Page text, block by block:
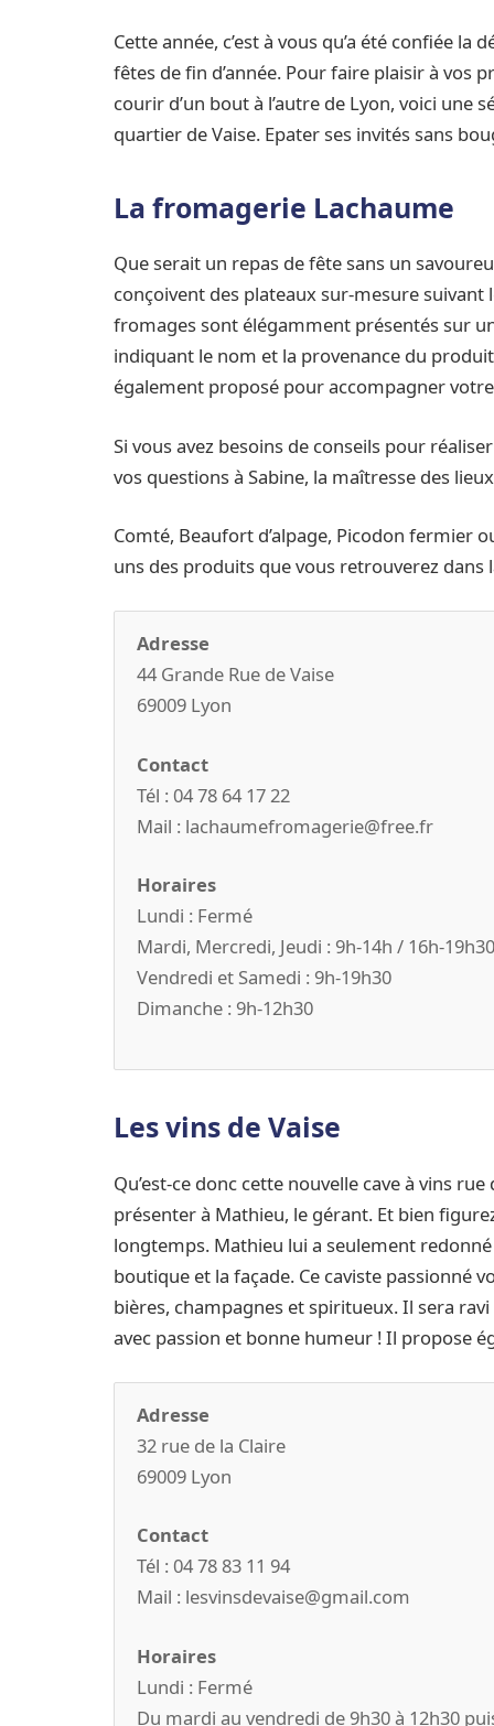
Cette année, c’est à vous qu’a été confiée
fêtes de fin d’année. Pour faire plaisir à vos
courir d’un bout à l’autre de Lyon, voici
quartier de Vaise. Epater ses invités sans
La fromagerie Lachaume
Que serait un repas de fête sans un
conçoivent des plateaux sur-mesure suivant
fromages sont élégamment présentés sur
indiquant le nom et la provenance du
également proposé pour accompagner
Si vous avez besoins de conseils pour
vos questions à Sabine, la maîtresse des
Comté, Beaufort d’alpage, Picodon fermier
uns des produits que vous retrouverez dans
Adresse
44 Grande Rue de Vaise
69009 Lyon
Contact
Tél : 04 78 64 17 22
Mail : lachaumefromagerie@free.fr
Horaires
Lundi : Fermé
Mardi, Mercredi, Jeudi : 9h-14h / 16h-19h30
Vendredi et Samedi : 9h-19h30
Dimanche : 9h-12h30
Les vins de Vaise
Qu’est-ce donc cette nouvelle cave à vins
présenter à Mathieu, le gérant. Et bien
longtemps. Mathieu lui a seulement
boutique et la façade. Ce caviste passionné
bières, champagnes et spiritueux. Il sera
avec passion et bonne humeur ! Il propose
Adresse
32 rue de la Claire
69009 Lyon
Contact
Tél : 04 78 83 11 94
Mail : lesvinsdevaise@gmail.com
Horaires
Lundi : Fermé
Du mardi au vendredi de 9h30 à 12h30